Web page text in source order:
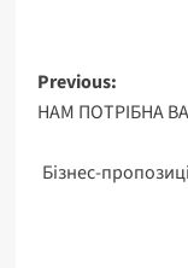
Previous:
НАМ ПОТРІБНА
Бізнес-